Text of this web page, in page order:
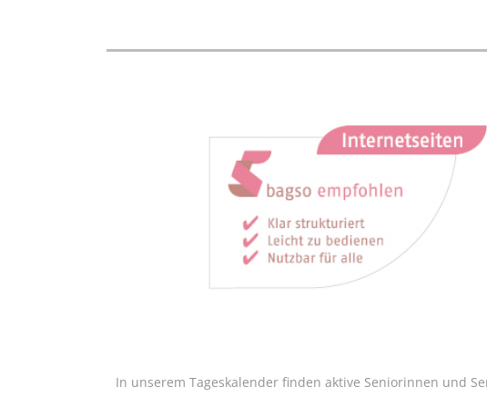
In unserem Tageskalender finden aktive Seniorinnen und